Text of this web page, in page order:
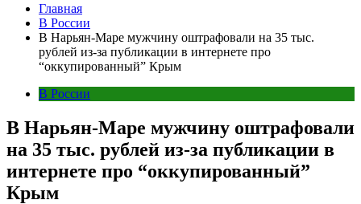
Главная
В России
В Нарьян-Маре мужчину оштрафовали на 35 тыс.
рублей из-за публикации в интернете про
“оккупированный” Крым
В России
В Нарьян-Маре мужчину оштрафовали
на 35 тыс. рублей из-за публикации в
интернете про “оккупированный”
Крым